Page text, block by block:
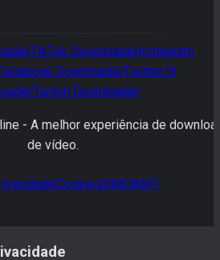
TikTok DownloaderInstagram
DownloaderTwitter/X
Twitch Downloader
- A melhor experiência de
de vídeo.
CookiesDMCAAPI